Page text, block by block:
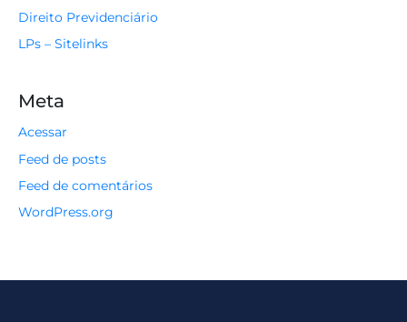
Direito Previdenciário
LPs – Sitelinks
Meta
Acessar
Feed de posts
Feed de comentários
WordPress.org